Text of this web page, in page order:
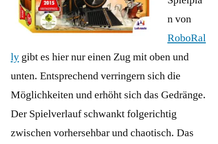
n von
RoboRal
ly gibt es hier nur einen Zug mit oben und
unten. Entsprechend verringern sich die
Möglichkeiten und erhöht sich das Gedränge.
Der Spielverlauf schwankt folgerichtig
zwischen vorhersehbar und chaotisch. Das